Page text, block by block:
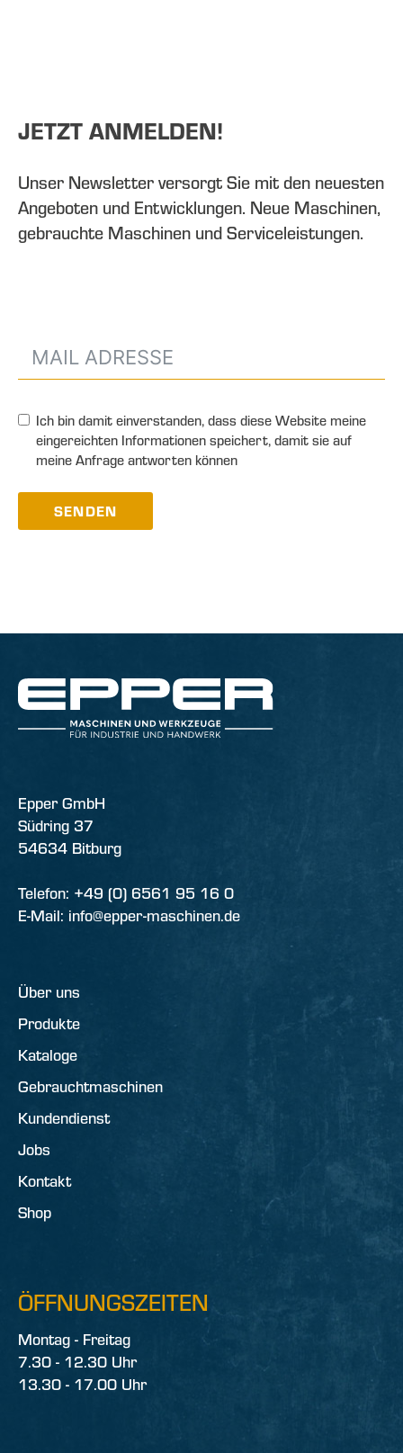
JETZT ANMELDEN!
Unser Newsletter versorgt Sie mit den neuesten
Angeboten und Entwicklungen. Neue Maschinen,
gebrauchte Maschinen und Serviceleistungen.
Ich bin damit einverstanden, dass diese Website meine
eingereichten Informationen speichert, damit sie auf
meine Anfrage antworten können
SENDEN
Epper GmbH
Südring 37
54634 Bitburg
Telefon: +49 (0) 6561 95 16 0
E-Mail: info@epper-maschinen.de
Über uns
Produkte
Kataloge
Gebrauchtmaschinen
Kundendienst
Jobs
Kontakt
Shop
ÖFFNUNGSZEITEN
Montag - Freitag
7.30 - 12.30 Uhr
13.30 - 17.00 Uhr